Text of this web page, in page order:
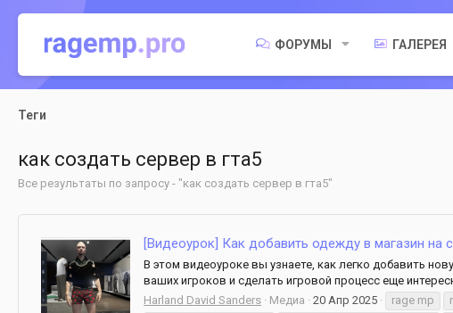
ФОРУМЫ ГАЛЕРЕЯ
Теги
как создать сервер в гта5
Все результаты по запросу - "как создать сервер в гта5"
[Видеоурок] Как добавить одежду в магазин на
В этом видеоуроке вы узнаете, как легко добавить
ваших игроков и сделать игровой процесс еще
Harland David Sanders
Медиа 20 Апр 2025 rage mp